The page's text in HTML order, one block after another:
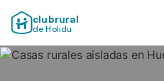
clubrural
de Holidu